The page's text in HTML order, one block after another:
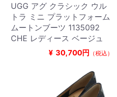
UGG アグ クラシック ウル
トラ ミニ プラットフォーム
ムートンブーツ 1135092
CHE レディース ベージュ
¥ 30,700円 （税込）